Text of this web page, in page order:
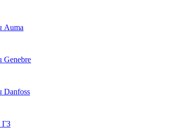
Auma
Genebre
Danfoss
ГЗ